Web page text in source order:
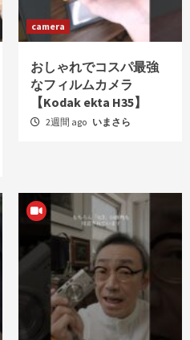
camera
おしゃれでコスパ最強
なフィルムカメラ
【Kodak ekta H35】
2週間 ago いまさら